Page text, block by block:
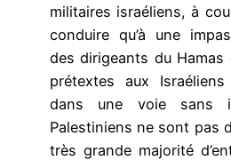
militaires israéliens, à
conduire qu’à une
des dirigeants du Hamas
prétextes aux
dans une voie sans
Palestiniens ne sont pas
très grande majorité